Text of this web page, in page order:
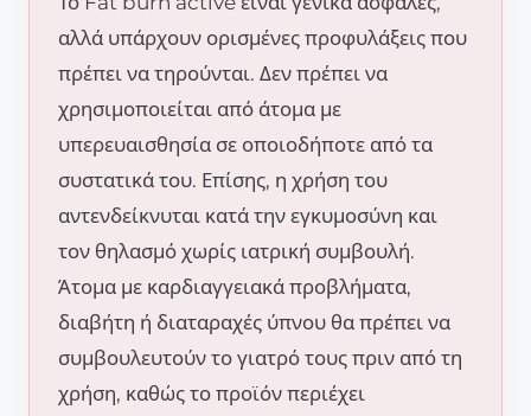
αλλά υπάρχουν ορισμένες προφυλάξεις που
πρέπει να τηρούνται. Δεν πρέπει να
χρησιμοποιείται από άτομα με
υπερευαισθησία σε οποιοδήποτε από τα
συστατικά του. Επίσης, η χρήση του
αντενδείκνυται κατά την εγκυμοσύνη και
τον θηλασμό χωρίς ιατρική συμβουλή.
Άτομα με καρδιαγγειακά προβλήματα,
διαβήτη ή διαταραχές ύπνου θα πρέπει να
συμβουλευτούν το γιατρό τους πριν από τη
χρήση, καθώς το προϊόν περιέχει